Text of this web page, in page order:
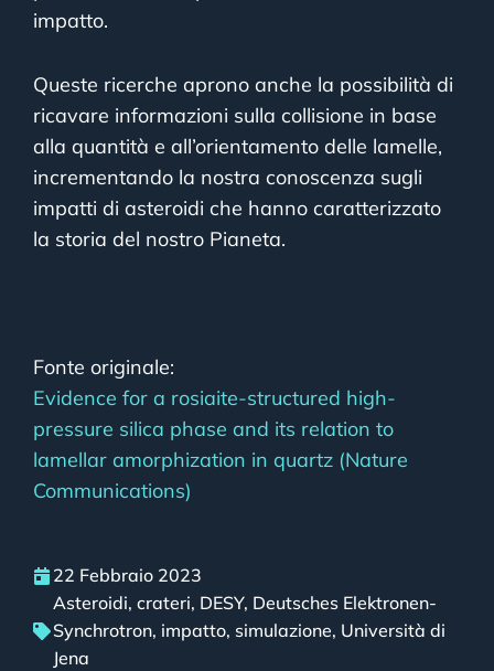
impatto.
Queste ricerche aprono anche la possibilità di
ricavare informazioni sulla collisione in base
alla quantità e all’orientamento delle lamelle,
incrementando la nostra conoscenza sugli
impatti di asteroidi che hanno caratterizzato
la storia del nostro Pianeta.
Fonte originale:
Evidence for a rosiaite-structured high-
pressure silica phase and its relation to
lamellar amorphization in quartz (Nature
Communications)
22 Febbraio 2023
Asteroidi, crateri, DESY, Deutsches Elektronen-
Synchrotron, impatto, simulazione, Università di
Jena